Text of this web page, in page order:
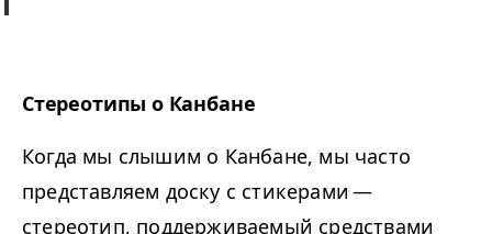
Стереотипы о Канбане
Когда мы слышим о Канбане, мы часто
представляем доску с стикерами —
стереотип, поддерживаемый средствами